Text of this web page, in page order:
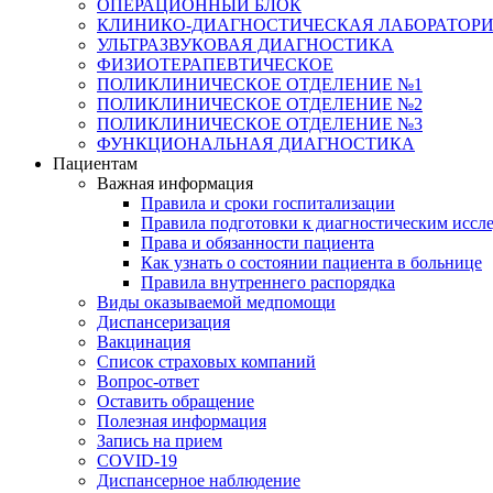
ОПЕРАЦИОННЫЙ БЛОК
КЛИНИКО-ДИАГНОСТИЧЕСКАЯ
УЛЬТРАЗВУКОВАЯ ДИАГНОСТИКА
ФИЗИОТЕРАПЕВТИЧЕСКОЕ
ПОЛИКЛИНИЧЕСКОЕ ОТДЕЛЕНИЕ №1
ПОЛИКЛИНИЧЕСКОЕ ОТДЕЛЕНИЕ №2
ПОЛИКЛИНИЧЕСКОЕ ОТДЕЛЕНИЕ №3
ФУНКЦИОНАЛЬНАЯ ДИАГНОСТИКА
Пациентам
Важная информация
Правила и сроки госпитализации
Правила подготовки к диагностическим
Права и обязанности пациента
Как узнать о состоянии пациента в больнице
Правила внутреннего распорядка
Виды оказываемой медпомощи
Диспансеризация
Вакцинация
Список страховых компаний
Вопрос-ответ
Оставить обращение
Полезная информация
Запись на прием
COVID-19
Диспансерное наблюдение